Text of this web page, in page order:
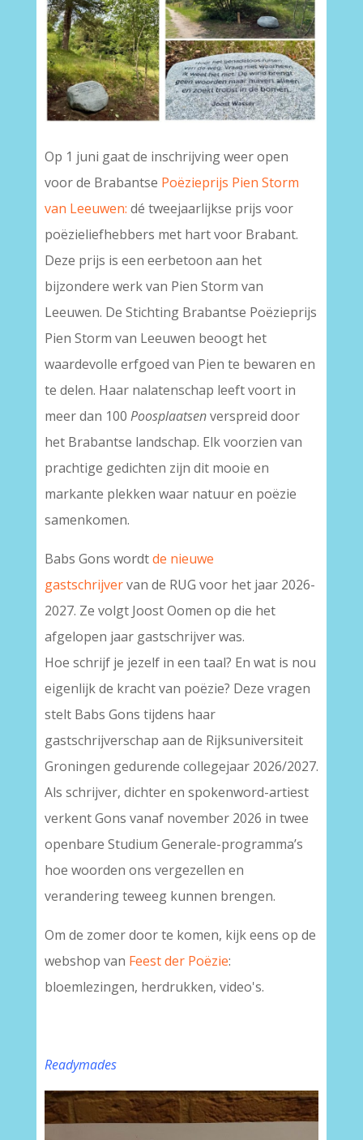
Op 1 juni gaat de inschrijving weer open
voor de Brabantse Poëzieprijs Pien Storm
van Leeuwen: dé tweejaarlijkse prijs voor
poëzieliefhebbers met hart voor Brabant.
Deze prijs is een eerbetoon aan het
bijzondere werk van Pien Storm van
Leeuwen. De Stichting Brabantse Poëzieprijs
Pien Storm van Leeuwen beoogt het
waardevolle erfgoed van Pien te bewaren en
te delen. Haar nalatenschap leeft voort in
meer dan 100 Poosplaatsenverspreid door
het Brabantse landschap. Elk voorzien van
prachtige gedichten zijn dit mooie en
markante plekken waar natuur en poëzie
samenkomen.
Babs Gons wordtde nieuwe
gastschrijvervan de RUG voor het jaar 2026-
2027. Ze volgt Joost Oomen op die het
afgelopen jaar gastschrijver was.
Hoe schrijf je jezelf in een taal? En wat is nou
eigenlijk de kracht van poëzie? Deze vragen
stelt Babs Gons tijdens haar
gastschrijverschap aan de Rijksuniversiteit
Groningen gedurende collegejaar 2026/2027.
Als schrijver, dichter en spokenword-artiest
verkent Gons vanaf november 2026 in twee
openbare Studium Generale-programma’s
hoe woorden ons vergezellen en
verandering teweeg kunnen brengen.
Om de zomer door te komen, kijk eens op de
webshop van Feest der Poëzie:
bloemlezingen, herdrukken, video's.
Readymades